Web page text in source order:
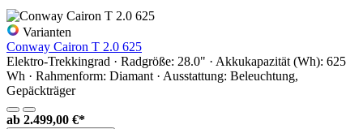
Varianten
Conway Cairon T 2.0 625
Elektro-Trekkingrad · Radgröße: 28.0" · Akkukapazität (Wh): 625
Wh · Rahmenform: Diamant · Ausstattung: Beleuchtung,
Gepäckträger
ab 2.499,00 €*